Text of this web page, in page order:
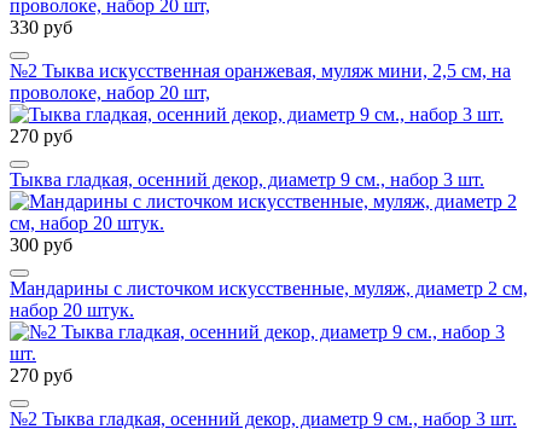
330 руб
№2 Тыква искусственная оранжевая, муляж мини, 2,5 см, на
проволоке, набор 20 шт,
270 руб
Тыква гладкая, осенний декор, диаметр 9 см., набор 3 шт.
300 руб
Мандарины с листочком искусственные, муляж, диаметр 2 см,
набор 20 штук.
270 руб
№2 Тыква гладкая, осенний декор, диаметр 9 см., набор 3 шт.